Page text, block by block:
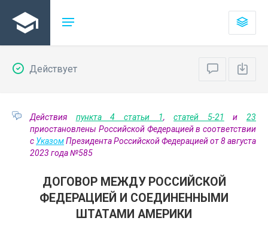
Действует
Действия пункта 4 статьи 1,статей 5-21 и 23
приостановлены Российской Федерацией в соответствии
с УказомПрезидента Российской Федерацией от 8 августа
2023 года №585
ДОГОВОР МЕЖДУ РОССИЙСКОЙ
ФЕДЕРАЦИЕЙ И СОЕДИНЕННЫМИ
ШТАТАМИ АМЕРИКИ